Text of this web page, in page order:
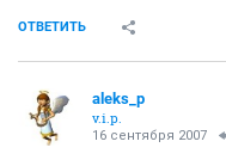
ОТВЕТИТЬ
aleks_p
v.i.p.
16 сентября 2007